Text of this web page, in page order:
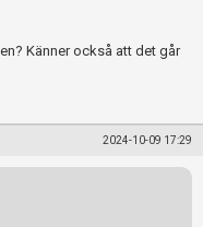
Känner också att det går
2024-10-09 17:29